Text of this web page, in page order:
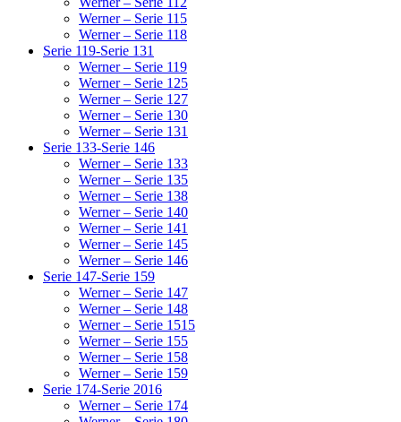
Werner – Serie 115
Werner – Serie 118
Serie 119-Serie 131
Werner – Serie 119
Werner – Serie 125
Werner – Serie 127
Werner – Serie 130
Werner – Serie 131
Serie 133-Serie 146
Werner – Serie 133
Werner – Serie 135
Werner – Serie 138
Werner – Serie 140
Werner – Serie 141
Werner – Serie 145
Werner – Serie 146
Serie 147-Serie 159
Werner – Serie 147
Werner – Serie 148
Werner – Serie 1515
Werner – Serie 155
Werner – Serie 158
Werner – Serie 159
Serie 174-Serie 2016
Werner – Serie 174